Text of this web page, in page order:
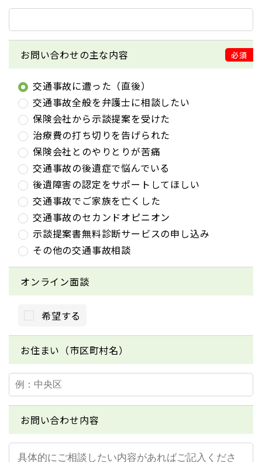
お問い合わせの主な内容 必須
交通事故に遭った（直後）
交通事故全般を弁護士に相談したい
保険会社から示談提案を受けた
治療費の打ち切りを告げられた
保険会社とのやりとりが苦痛
交通事故の後遺症で悩んでいる
後遺障害の認定をサポートしてほしい
交通事故でご家族を亡くした
交通事故のセカンドオピニオン
示談提案書無料診断サービスの申し込み
その他の交通事故相談
オンライン面談
希望する
お住まい（市区町村名）
お問い合わせ内容